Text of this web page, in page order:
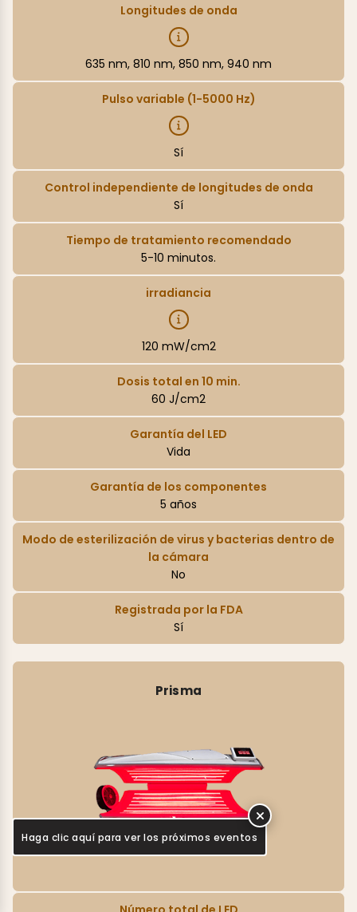
Longitudes de onda
635 nm, 810 nm, 850 nm, 940 nm
Pulso variable (1-5000 Hz)
Sí
Control independiente de longitudes de onda
Sí
Tiempo de tratamiento recomendado
5-10 minutos.
irradiancia
120 mW/cm2
Dosis total en 10 min.
60 J/cm2
Garantía del LED
Vida
Garantía de los componentes
5 años
Modo de esterilización de virus y bacterias dentro de
la cámara
No
Registrada por la FDA
Sí
Prisma
Haga clic aquí para ver los próximos eventos